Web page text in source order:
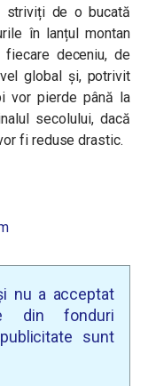
striviți de o bucată
în lanțul montan
deceniu, de
global și, potrivit
vor pierde până la
secolului, dacă
fi reduse drastic.
nu a acceptat
din fonduri
sunt